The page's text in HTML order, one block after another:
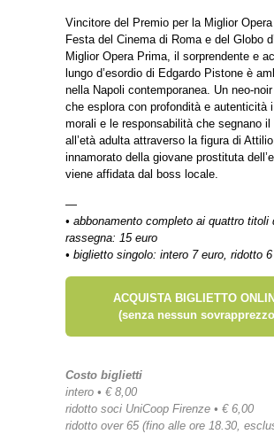
Vincitore del Premio per la Miglior
Festa del Cinema di Roma e del Globo
Miglior Opera Prima, il sorprendente e
lungo d’esordio di Edgardo Pistone è
nella Napoli contemporanea. Un neo-noir
che esplora con profondità e autenticità
morali e le responsabilità che segnano il
all’età adulta attraverso la figura di Attilio,
innamorato della giovane prostituta
viene affidata dal boss locale.
—
• abbonamento completo ai quattro titoli
rassegna: 15 euro
• biglietto singolo: intero 7 euro, ridotto 6
ACQUISTA BIGLIETTO
(senza nessun
Costo biglietti
intero • € 8,00
ridotto soci UniCoop Firenze • € 6,00
ridotto over 65 (fino alle ore 18.30,